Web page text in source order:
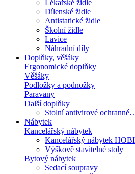
Lékařské židle
Dílenské židle
Antistatické židle
Školní židle
Lavice
Náhradní díly
Doplňky, věšáky
Ergonomické doplňky
Věšáky
Podložky a podnožky
Paravany
Další doplňky
Stolní antivirové
Nábytek
Kancelářský nábytek
Kancelářský nábytek
Výškově stavitelné stoly
Bytový nábytek
Sedací soupravy